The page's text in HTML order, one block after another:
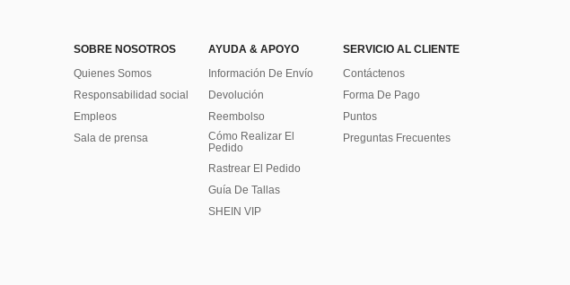
SOBRE NOSOTROS
Quienes Somos
Responsabilidad social
Empleos
Sala de prensa
AYUDA & APOYO
Información De Envío
Devolución
Reembolso
Cómo Realizar El
Pedido
Rastrear El Pedido
Guía De Tallas
SHEIN VIP
SERVICIO AL CLIENTE
Contáctenos
Forma De Pago
Puntos
Preguntas Frecuentes